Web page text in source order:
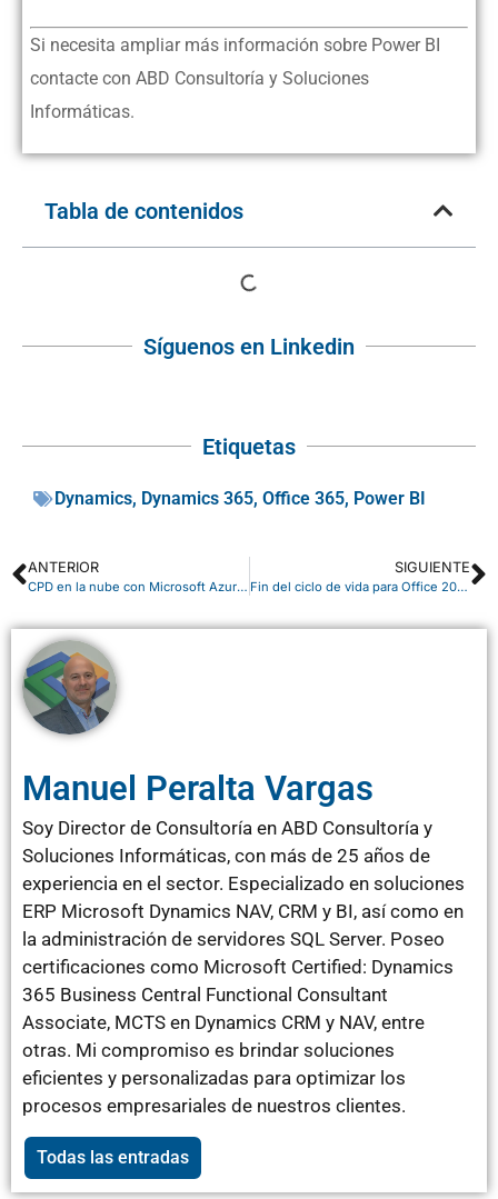
Si necesita ampliar más información sobre Power BI
contacte con ABD Consultoría y Soluciones
Informáticas.
Tabla de contenidos
Síguenos en Linkedin
Etiquetas
Dynamics, Dynamics 365, Office 365, Power BI
ANTERIOR
CPD en la nube con Microsoft Azure para empresas
SIGUIENTE
Fin del ciclo de vida para Office 2013 en Office 365
Manuel Peralta Vargas
Soy Director de Consultoría en ABD Consultoría y
Soluciones Informáticas, con más de 25 años de
experiencia en el sector. Especializado en soluciones
ERP Microsoft Dynamics NAV, CRM y BI, así como en
la administración de servidores SQL Server. Poseo
certificaciones como Microsoft Certified: Dynamics
365 Business Central Functional Consultant
Associate, MCTS en Dynamics CRM y NAV, entre
otras. Mi compromiso es brindar soluciones
eficientes y personalizadas para optimizar los
procesos empresariales de nuestros clientes.
Todas las entradas